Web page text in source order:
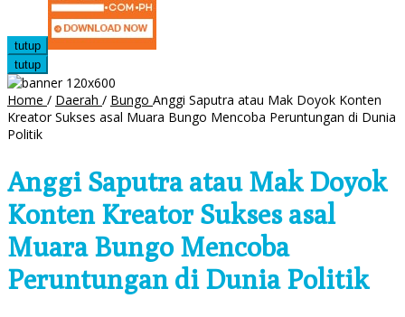
tutup
tutup
Home / Daerah / Bungo Anggi Saputra atau Mak Doyok Konten
Kreator Sukses asal Muara Bungo Mencoba Peruntungan di Dunia
Politik
Anggi Saputra atau Mak Doyok
Konten Kreator Sukses asal
Muara Bungo Mencoba
Peruntungan di Dunia Politik